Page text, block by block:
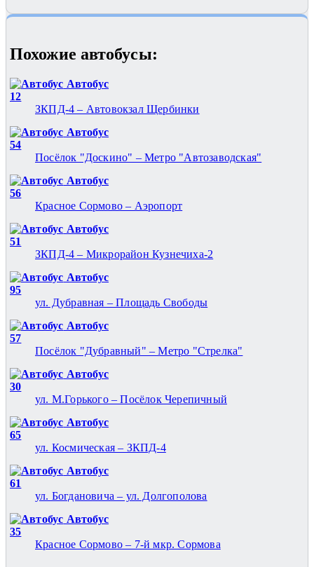
Похожие автобуcы:
Автобус
12
ЗКПД-4 – Автовокзал Щербинки
Автобус
54
Посёлок "Доскино" – Метро "Автозаводская"
Автобус
56
Красное Сормово – Аэропорт
Автобус
51
ЗКПД-4 – Микрорайон Кузнечиха-2
Автобус
95
ул. Дубравная – Площадь Свободы
Автобус
57
Посёлок "Дубравный" – Метро "Стрелка"
Автобус
30
ул. М.Горького – Посёлок Черепичный
Автобус
65
ул. Космическая – ЗКПД-4
Автобус
61
ул. Богдановича – ул. Долгополова
Автобус
35
Красное Сормово – 7-й мкр. Сормова